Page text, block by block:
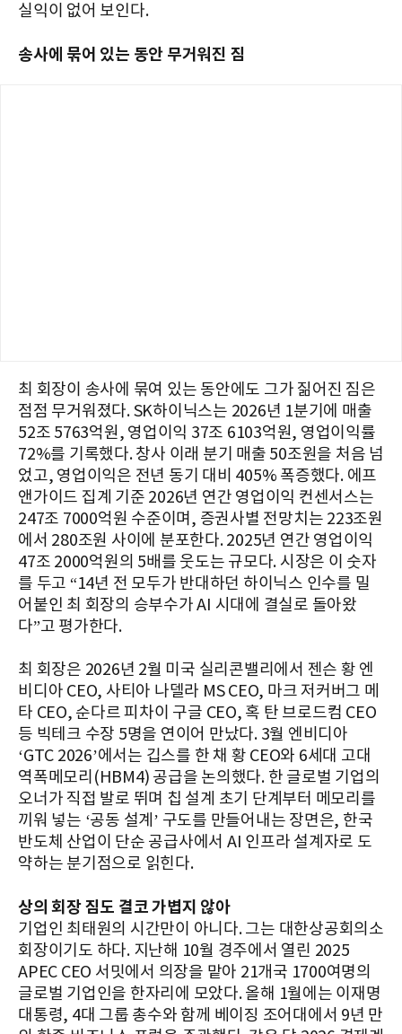
실익이 없어 보인다.
송사에 묶어 있는 동안 무거워진 짐
최 회장이 송사에 묶여 있는 동안에도 그가 짊어진 짐은
점점 무거워졌다. SK하이닉스는 2026년 1분기에 매출
52조 5763억원, 영업이익 37조 6103억원, 영업이익률
72%를 기록했다. 창사 이래 분기 매출 50조원을 처음 넘
었고, 영업이익은 전년 동기 대비 405% 폭증했다. 에프
앤가이드 집계 기준 2026년 연간 영업이익 컨센서스는
247조 7000억원 수준이며, 증권사별 전망치는 223조원
에서 280조원 사이에 분포한다. 2025년 연간 영업이익
47조 2000억원의 5배를 웃도는 규모다. 시장은 이 숫자
를 두고 “14년 전 모두가 반대하던 하이닉스 인수를 밀
어붙인 최 회장의 승부수가 AI 시대에 결실로 돌아왔
다”고 평가한다.
최 회장은 2026년 2월 미국 실리콘밸리에서 젠슨 황 엔
비디아 CEO, 사티아 나델라 MS CEO, 마크 저커버그 메
타 CEO, 순다르 피차이 구글 CEO, 혹 탄 브로드컴 CEO
등 빅테크 수장 5명을 연이어 만났다. 3월 엔비디아
‘GTC 2026’에서는 깁스를 한 채 황 CEO와 6세대 고대
역폭메모리(HBM4) 공급을 논의했다. 한 글로벌 기업의
오너가 직접 발로 뛰며 칩 설계 초기 단계부터 메모리를
끼워 넣는 ‘공동 설계’ 구도를 만들어내는 장면은, 한국
반도체 산업이 단순 공급사에서 AI 인프라 설계자로 도
약하는 분기점으로 읽힌다.
상의 회장 짐도 결코 가볍지 않아
기업인 최태원의 시간만이 아니다. 그는 대한상공회의소
회장이기도 하다. 지난해 10월 경주에서 열린 2025
APEC CEO 서밋에서 의장을 맡아 21개국 1700여명의
글로벌 기업인을 한자리에 모았다. 올해 1월에는 이재명
대통령, 4대 그룹 총수와 함께 베이징 조어대에서 9년 만